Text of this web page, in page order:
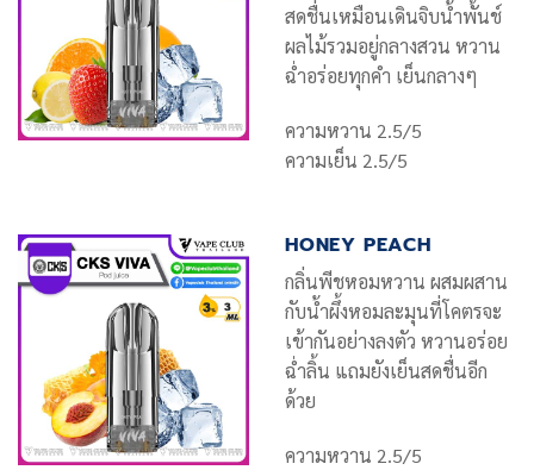
สดชื่นเหมือนเดินจิบน้ำพั้นช์
ผลไม้รวมอยู่กลางสวน หวาน
ฉ่ำอร่อยทุกคำ เย็นกลางๆ
ความหวาน 2.5/5
ความเย็น 2.5/5
HONEY PEACH
กลิ่นพีชหอมหวาน ผสมผสาน
กับน้ำผึ้งหอมละมุนที่โคตรจะ
เข้ากันอย่างลงตัว หวานอร่อย
ฉ่ำลิ้น แถมยังเย็นสดชื่นอีก
ด้วย
ความหวาน 2.5/5